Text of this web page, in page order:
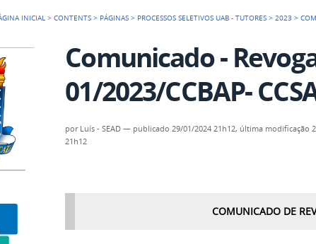
INICIAL >CONTENTS > PÁGINAS > PROCESSOS SELETIVOS UAB - TUTORES >2023 >
Comunicado -
01/2023/CCBAP-
por Luís - SEAD — publicado 29/01/2024 21h12, última modificação
21h12
COMUNICADO DE